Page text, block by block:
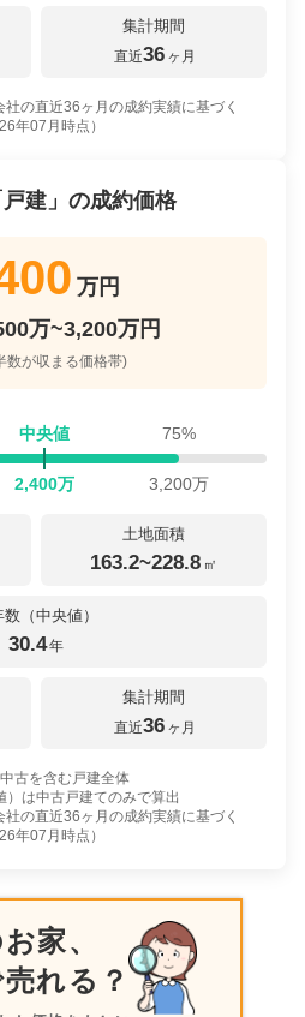
集計期間
直近36 ヶ月
の直近36ヶ月の成約実績に基づく
年07月 時点）
戸建 」の成約価格
万円
万~3,200万円
数が収まる価格帯)
中央値 75%
2,400万 3,200万
土地面積
163.2~228.8 ㎡
（中央値）
30.4年
集計期間
直近36 ヶ月
古を含む戸建全体
は中古戸建てのみで算出
の直近36ヶ月の成約実績に基づく
年07月 時点）
家、
れる？